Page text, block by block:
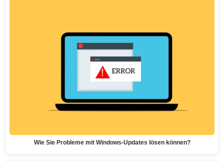
Wie Sie Probleme mit Windows-Updates lösen können?